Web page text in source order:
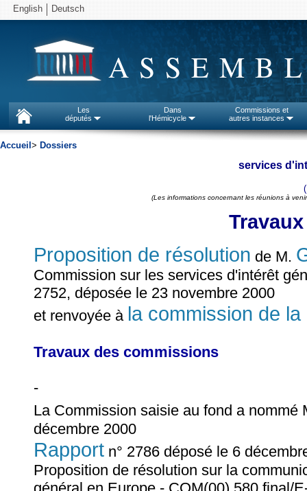
English Deutsch
Les
députés
Dans
l'Hémicycle
Commissions et
autres instances
Accueil > Dossiers
services
(Les informations concernant les réunions à
Proposition de résolution de M.
Commission sur les services d'intérêt
2752, déposée le 23 novembre 2000
et renvoyée à la commission de
Travaux des commissions
-
La Commission saisie au fond a nommé
décembre 2000
Rapport n° 2786 déposé le 6
Proposition de résolution sur la